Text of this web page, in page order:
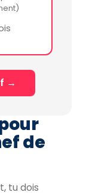
→
de
tu dois